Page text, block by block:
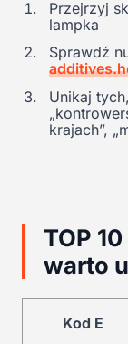
Przejrzyj
lampka
Sprawdź
Unikaj
krajach”,
TOP
warto
Kod E